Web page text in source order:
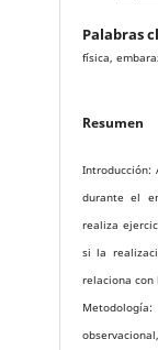
Palabras
física,
Resumen
Introducción:
durante el
realiza
si la
relaciona con